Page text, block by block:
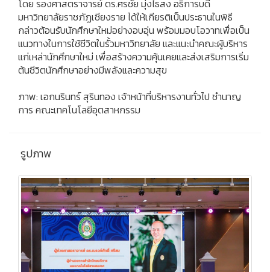
โดย รองศาสตราจารย์ ดร.ศรชัย มุ่งไธสง อธิการบดี
มหาวิทยาลัยราชภัฏเชียงราย ได้ให้เกียรติเป็นประธานในพิธี
กล่าวต้อนรับนักศึกษาใหม่อย่างอบอุ่น พร้อมมอบโอวาทเพื่อเป็น
แนวทางในการใช้ชีวิตในรั้วมหาวิทยาลัย และแนะนำคณะผู้บริหาร
แก่เหล่านักศึกษาใหม่ เพื่อสร้างความคุ้นเคยและส่งเสริมการเริ่ม
ต้นชีวิตนักศึกษาอย่างมีพลังและความสุข
ภาพ: เอกนรินทร์ สุรินทอง เจ้าหน้าที่บริหารงานทั่วไป ชำนาญ
การ คณะเทคโนโลยีอุตสาหกรรม
รูปภาพ